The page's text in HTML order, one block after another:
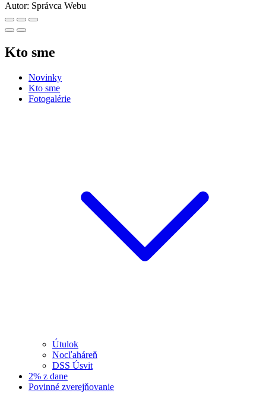
Autor: Správca Webu
Kto sme
Novinky
Kto sme
Fotogalérie
Útulok
Nocľaháreň
DSS Úsvit
2% z dane
Povinné zverejňovanie